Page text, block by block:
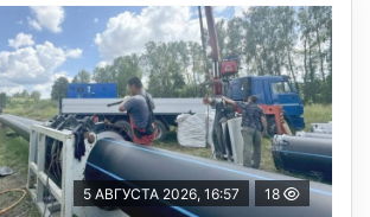
5 АВГУСТА 2026, 16:57 18